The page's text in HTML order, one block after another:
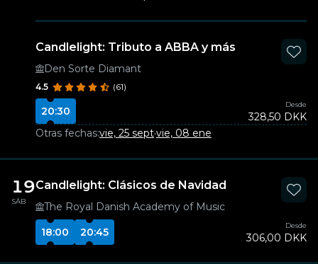
Candlelight: Tributo a ABBA y más
Den Sorte Diamant
4.5 (61)
20:30
Desde
328,50 DKK
Otras fechas:vie, 25 sept·vie, 08 ene
19
SÁB
Candlelight: Clásicos de Navidad
The Royal Danish Academy of Music
18:00
20:45
Desde
306,00 DKK